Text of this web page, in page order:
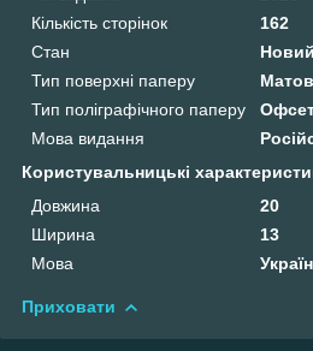
Кількість сторінок
162
Стан
Новий
Тип поверхні паперу
Тип поліграфічного паперу
Мова видання
Користувальницькі
Довжина
20
Ширина
13
Мова
Приховати